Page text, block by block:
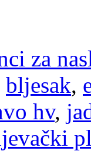
za
bljesak,
hv,